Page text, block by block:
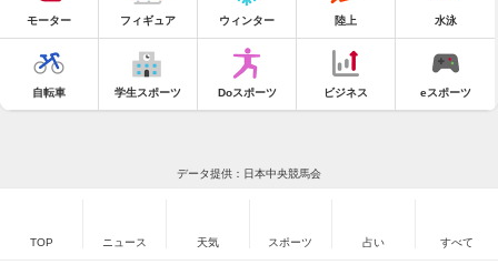
モーター フィギュア ウィンター 陸上 水泳
自転車 学生スポーツ Doスポーツ ビジネス eスポーツ
データ提供：日本中央競馬会
TOP ニュース 天気 スポーツ 占い すべて